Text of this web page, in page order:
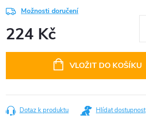
Možnosti doručení
224 Kč
VLOŽIT DO KOŠÍKU
Dotaz k produktu Hlídat dostupnost